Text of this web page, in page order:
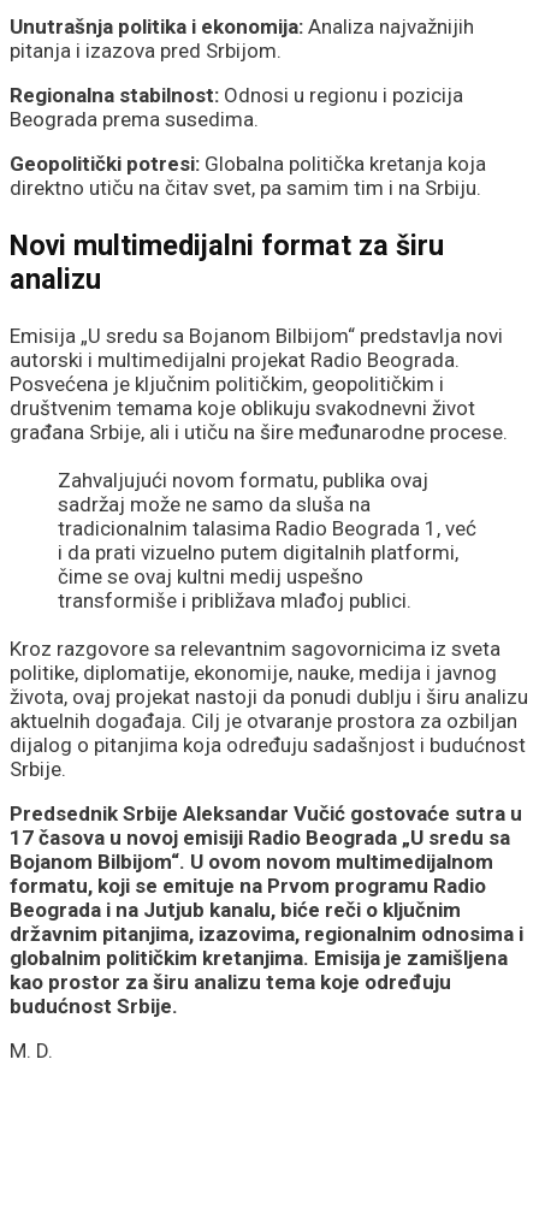
Unutrašnja politika i ekonomija: Analiza najvažnijih
pitanja i izazova pred Srbijom.
Regionalna stabilnost: Odnosi u regionu i pozicija
Beograda prema susedima.
Geopolitički potresi: Globalna politička kretanja koja
direktno utiču na čitav svet, pa samim tim i na Srbiju.
Novi multimedijalni format za širu
analizu
Emisija „U sredu sa Bojanom Bilbijom“ predstavlja novi
autorski i multimedijalni projekat Radio Beograda.
Posvećena je ključnim političkim, geopolitičkim i
društvenim temama koje oblikuju svakodnevni život
građana Srbije, ali i utiču na šire međunarodne procese.
Zahvaljujući novom formatu, publika ovaj
sadržaj može ne samo da sluša na
tradicionalnim talasima Radio Beograda 1, već
i da prati vizuelno putem digitalnih platformi,
čime se ovaj kultni medij uspešno
transformiše i približava mlađoj publici.
Kroz razgovore sa relevantnim sagovornicima iz sveta
politike, diplomatije, ekonomije, nauke, medija i javnog
života, ovaj projekat nastoji da ponudi dublju i širu analizu
aktuelnih događaja. Cilj je otvaranje prostora za ozbiljan
dijalog o pitanjima koja određuju sadašnjost i budućnost
Srbije.
Predsednik Srbije Aleksandar Vučić gostovaće sutra u
17 časova u novoj emisiji Radio Beograda „U sredu sa
Bojanom Bilbijom“. U ovom novom multimedijalnom
formatu, koji se emituje na Prvom programu Radio
Beograda i na Jutjub kanalu, biće reči o ključnim
državnim pitanjima, izazovima, regionalnim odnosima i
globalnim političkim kretanjima. Emisija je zamišljena
kao prostor za širu analizu tema koje određuju
budućnost Srbije.
M. D.